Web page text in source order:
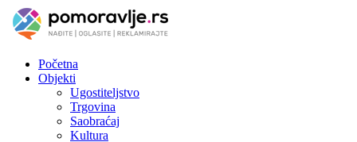
Početna
Objekti
Ugostiteljstvo
Trgovina
Saobraćaj
Kultura